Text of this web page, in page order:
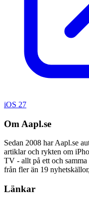
iOS 27
Om Aapl.se
Sedan 2008 har Aapl.se
artiklar och rykten om
TV - allt på ett och
från fler än 19
Länkar